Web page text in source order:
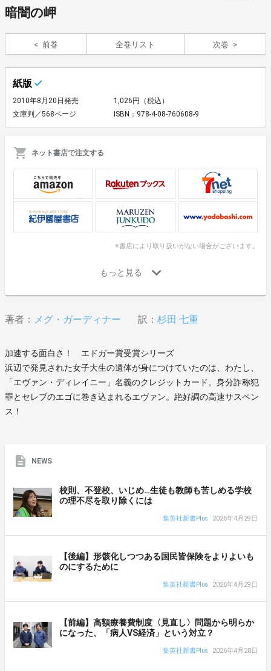
暗闇の岬
前巻 全巻リスト 次巻
紙版
2010年8月20日発売
1,026円（税込）
文庫判／568ページ
ISBN：978-4-08-760608-9
ネット書店で注文する
※書店により取り扱いがない場合がございます。
著者： メグ・ガーディナー 訳： 杉田 七重
加速する面白さ！ エドガー賞受賞シリーズ
浜辺で発見された女子大生の遺体が身につけていたのは、わたし、
「エヴァン・ディレイニー」名義のクレジットカード。身分詐称犯
罪とセレブのエゴに巻き込まれるエヴァン。絶好調の高速サスペン
ス！
NEWS
校則、不登校、いじめ…生徒も教師も苦しめる学校
の理不尽を取り除くには
集英社新書Plus 2026年4月29日
【後編】形骸化しつつある国民皆保険をよりよいも
のにするために
集英社新書Plus 2026年4月29日
【前編】高額療養費制度〈見直し〉問題から明らか
になった、「病人VS経済」という対立？
集英社新書Plus 2026年4月28日